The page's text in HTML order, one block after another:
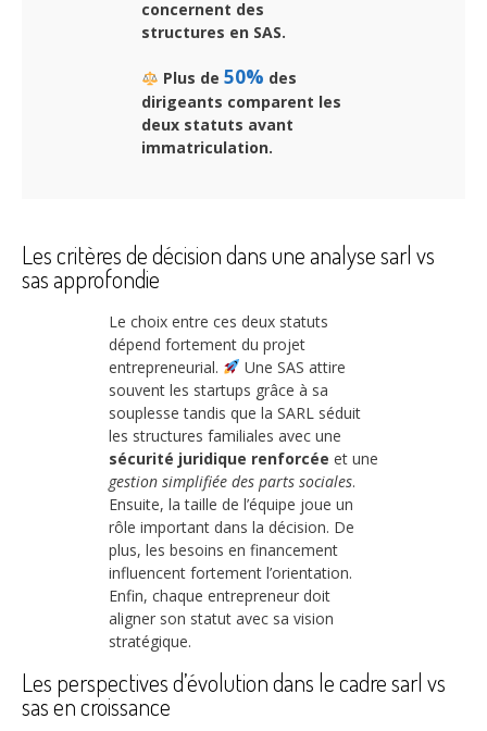
concernent des
structures en SAS.
Plus de 50% des
dirigeants comparent les
deux statuts avant
immatriculation.
Les critères de décision dans une analyse sarl vs
sas approfondie
Le choix entre ces deux statuts
dépend fortement du projet
entrepreneurial.
Une SAS attire
souvent les startups grâce à sa
souplesse tandis que la SARL séduit
les structures familiales avec une
sécurité juridique renforcée et une
gestion simplifiée des parts sociales.
Ensuite, la taille de l’équipe joue un
rôle important dans la décision. De
plus, les besoins en financement
influencent fortement l’orientation.
Enfin, chaque entrepreneur doit
aligner son statut avec sa vision
stratégique.
Les perspectives d’évolution dans le cadre sarl vs
sas en croissance